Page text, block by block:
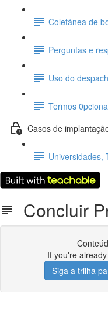
Coletânea de
Perguntas e
Uso do
Termos
Casos de
Universidades,
Concluir
If you're
Siga a trilha